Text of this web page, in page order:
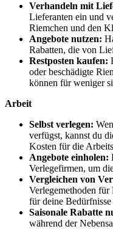
Verhandeln mit
Lieferanten ein und
Riemchen und den
Angebote nutzen:
Rabatten, die von
Restposten kaufen:
oder beschädigte
können für weniger
Arbeit
Selbst verlegen:
verfügst, kannst du
Kosten für die
Angebote einholen:
Verlegefirmen, um
Vergleichen von
Verlegemethoden
für deine
Saisonale Rabatte
während der